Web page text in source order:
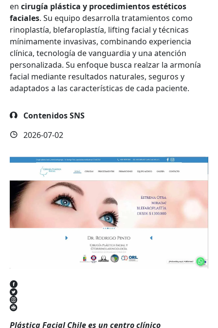
en cirugía plástica y procedimientos estéticos
faciales. Su equipo desarrolla tratamientos como
rinoplastía, blefaroplastía, lifting facial y técnicas
mínimamente invasivas, combinando experiencia
clínica, tecnología de vanguardia y una atención
personalizada. Su enfoque busca realzar la armonía
facial mediante resultados naturales, seguros y
adaptados a las características de cada paciente.
Contenidos SNS
2026-07-02
Plástica Facial Chile es un centro clínico